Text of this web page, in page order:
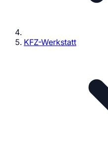
KFZ-Werkstatt